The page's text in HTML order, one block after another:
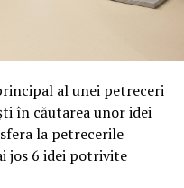
de câte sezoane
datelor personale și
verificarea atentă a
la numărul
săptămâni folosesc
al unei petreceri
în căutarea unor idei
la petrecerile
jos 6 idei potrivite